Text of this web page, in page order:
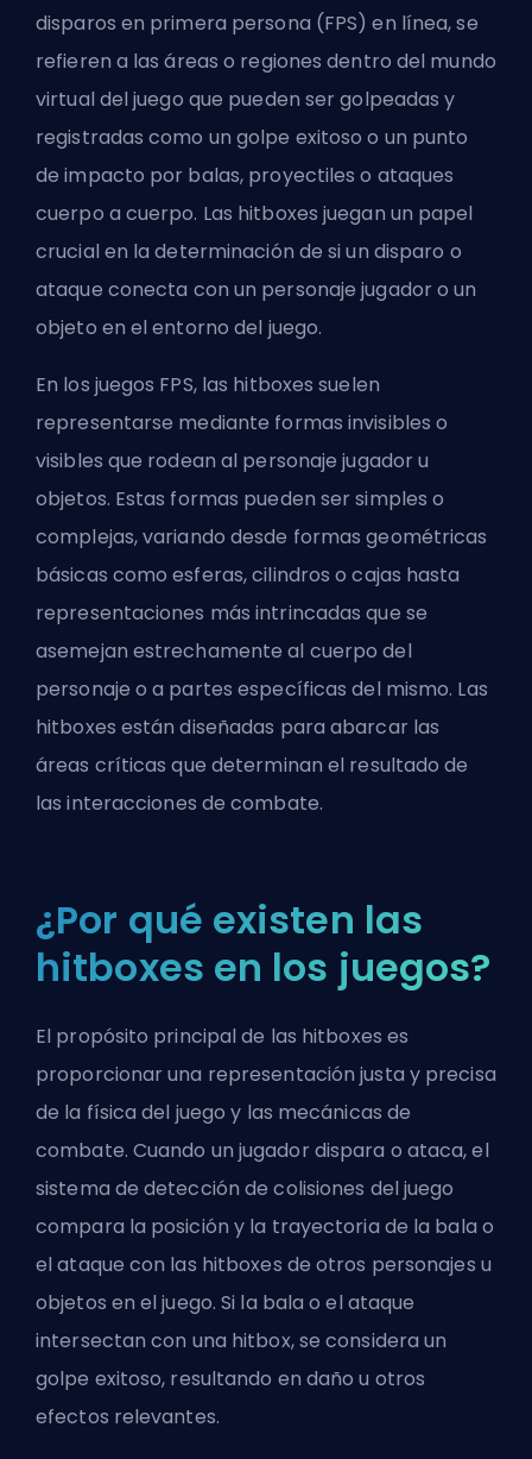
disparos en primera persona (FPS) en línea, se
refieren a las áreas o regiones dentro del mundo
virtual del juego que pueden ser golpeadas y
registradas como un golpe exitoso o un punto
de impacto por balas, proyectiles o ataques
cuerpo a cuerpo. Las hitboxes juegan un papel
crucial en la determinación de si un disparo o
ataque conecta con un personaje jugador o un
objeto en el entorno del juego.
En los juegos FPS, las hitboxes suelen
representarse mediante formas invisibles o
visibles que rodean al personaje jugador u
objetos. Estas formas pueden ser simples o
complejas, variando desde formas geométricas
básicas como esferas, cilindros o cajas hasta
representaciones más intrincadas que se
asemejan estrechamente al cuerpo del
personaje o a partes específicas del mismo. Las
hitboxes están diseñadas para abarcar las
áreas críticas que determinan el resultado de
las interacciones de combate.
¿Por qué existen las
hitboxes en los juegos?
El propósito principal de las hitboxes es
proporcionar una representación justa y precisa
de la física del juego y las mecánicas de
combate. Cuando un jugador dispara o ataca, el
sistema de detección de colisiones del juego
compara la posición y la trayectoria de la bala o
el ataque con las hitboxes de otros personajes u
objetos en el juego. Si la bala o el ataque
intersectan con una hitbox, se considera un
golpe exitoso, resultando en daño u otros
efectos relevantes.